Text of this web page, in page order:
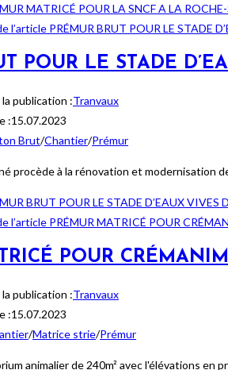
MATRICÉ POUR LA SNCF A LA
POUR LE STADE
publication :Tranvaux
:15.07.2023
Brut/Chantier/Prémur
procède à la rénovation et modernisation
BRUT POUR LE STADE D’EAUX VIVES
POUR
publication :Tranvaux
:15.07.2023
/Matrice strie/Prémur
animalier de 240m² avec l'élévations